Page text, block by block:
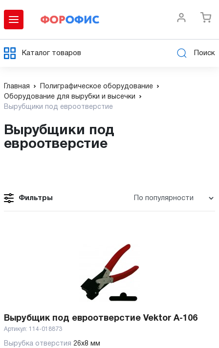
Каталог товаров Поиск
Главная
Полиграфическое оборудование
Оборудование для вырубки и высечки
Вырубщики под евроотверстие
Вырубщики под
евроотверстие
Фильтры
Вырубщик под евроотверстие Vektor A-106
Артикул: 114-018873
Вырубка отверстия 26x8 мм